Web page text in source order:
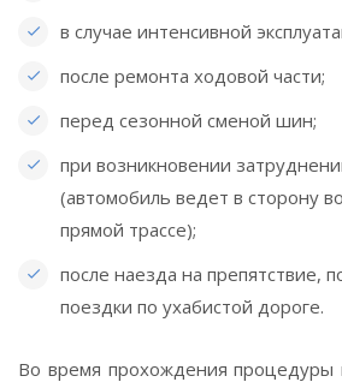
в случае интенсивной
после ремонта ходовой части;
перед сезонной сменой шин;
при возникновении
(автомобиль ведет в сторону
прямой трассе);
после наезда на препятствие,
поездки по ухабистой дороге.
Во время прохождения процедуры